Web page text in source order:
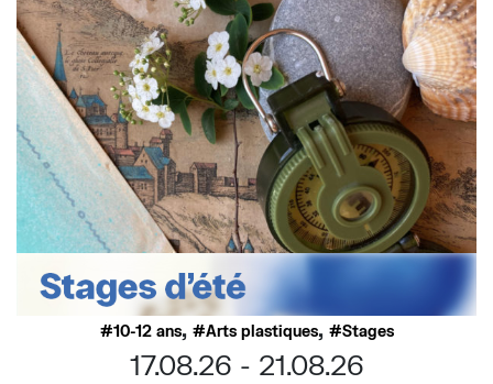
10-12 ans, Arts plastiques, Stages
17.08.26
21.08.26